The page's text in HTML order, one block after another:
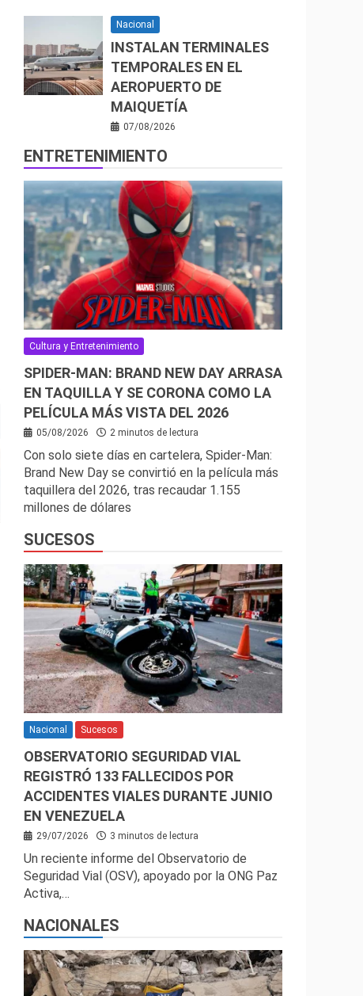
Nacional
INSTALAN TERMINALES
TEMPORALES EN EL
AEROPUERTO DE
MAIQUETÍA
07/08/2026
ENTRETENIMIENTO
Cultura y Entretenimiento
SPIDER-MAN: BRAND NEW DAY ARRASA
EN TAQUILLA Y SE CORONA COMO LA
PELÍCULA MÁS VISTA DEL 2026
05/08/2026 2 minutos de lectura
Con solo siete días en cartelera, Spider-Man:
Brand New Day se convirtió en la película más
taquillera del 2026, tras recaudar 1.155
millones de dólares
SUCESOS
Nacional Sucesos
OBSERVATORIO SEGURIDAD VIAL
REGISTRÓ 133 FALLECIDOS POR
ACCIDENTES VIALES DURANTE JUNIO
EN VENEZUELA
29/07/2026 3 minutos de lectura
Un reciente informe del Observatorio de
Seguridad Vial (OSV), apoyado por la ONG Paz
Activa,…
NACIONALES